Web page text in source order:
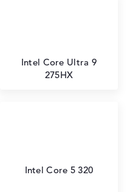
Intel Core Ultra 9
275HX
Intel Core 5 320